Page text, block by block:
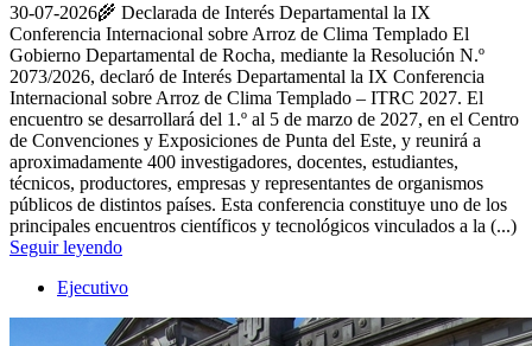
30-07-2026🌾 Declarada de Interés Departamental la IX
Conferencia Internacional sobre Arroz de Clima Templado El
Gobierno Departamental de Rocha, mediante la Resolución N.º
2073/2026, declaró de Interés Departamental la IX Conferencia
Internacional sobre Arroz de Clima Templado – ITRC 2027. El
encuentro se desarrollará del 1.º al 5 de marzo de 2027, en el Centro
de Convenciones y Exposiciones de Punta del Este, y reunirá a
aproximadamente 400 investigadores, docentes, estudiantes,
técnicos, productores, empresas y representantes de organismos
públicos de distintos países. Esta conferencia constituye uno de los
principales encuentros científicos y tecnológicos vinculados a la (...)
Seguir leyendo
Ejecutivo